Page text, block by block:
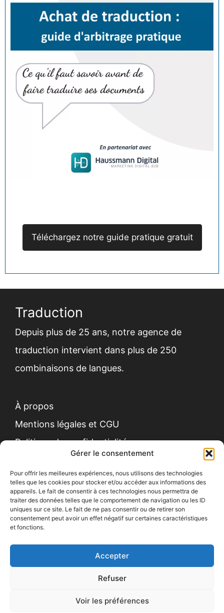
Gérer le consentement
Pour offrir les meilleures expériences, nous utilisons des technologies
telles que les cookies pour stocker et/ou accéder aux informations des
appareils. Le fait de consentir à ces technologies nous permettra de
traiter des données telles que le comportement de navigation ou les ID
uniques sur ce site. Le fait de ne pas consentir ou de retirer son
consentement peut avoir un effet négatif sur certaines caractéristiques
et fonctions.
Accepter
Refuser
Voir les préférences
Téléchargez notre guide pratique gratuit
Traduction
Depuis plus de 25 ans, notre agence de
traduction intervient dans plus de 250
combinaisons de langues.
À propos
Mentions légales et CGU
Politique de confidentialité
Contact
Recrutement
Devis gratuit